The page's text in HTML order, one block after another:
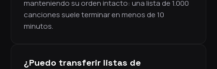
manteniendo su orden intacto: una lista de 1.000
canciones suele terminar en menos de 10
minutos.
¿Puedo transferir listas de